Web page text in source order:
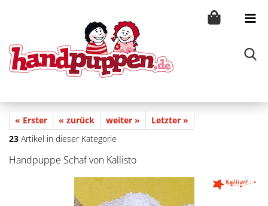
« Erster « zurück weiter »
Letzter »
23 Artikel in dieser Kategorie
Handpuppe Schaf von Kallisto